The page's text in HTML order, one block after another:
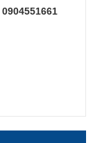
0904551661